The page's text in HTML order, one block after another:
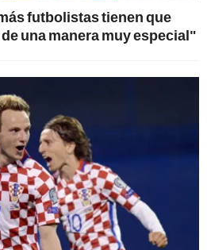
futbolistas tienen que
una manera muy especial"